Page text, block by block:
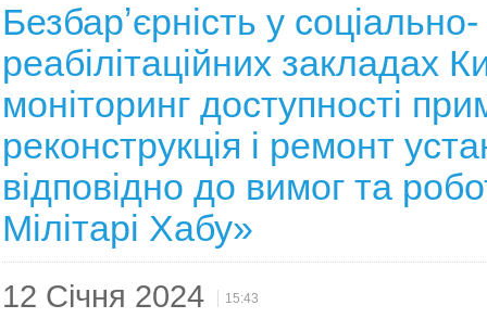
Безбарʼєрність у соціально-
реабілітаційних закладах
моніторинг доступності
реконструкція і ремонт
відповідно до вимог та
Мілітарі Хабу»
12 Січня 2024 15:43